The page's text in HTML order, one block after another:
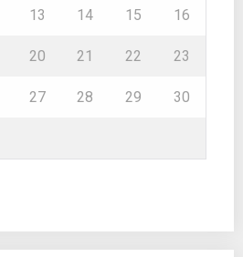
13 14 15 16
20 21 22 23
27 28 29 30